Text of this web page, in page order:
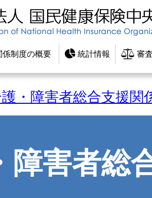
制度の概要 統計情報 審
・障害者総合支援関
障害者総